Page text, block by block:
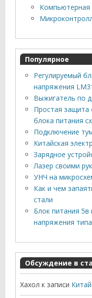
Компьютерная
Популярное
Регулируемый
напряжения
Выжигатель по
Простая защита
блока питания
Подключение
Китайская
Зарядное
Лазер своими
УНЧ на
Как и чем
стали
Блок питания 5в
напряжения
Обсуждение в
Хахол к записи